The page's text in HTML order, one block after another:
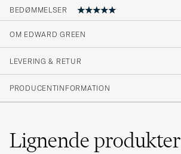
BEDØMMELSER
Sko træ i matchende størrelse
SNEZANA H
OM EDWARD GREEN
LEVERING & RETUR
PRODUCENTINFORMATION
Lignendeprodukter